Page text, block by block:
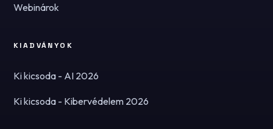
Webinárok
KIADVÁNYOK
Ki kicsoda - AI 2026
Ki kicsoda - Kibervédelem 2026